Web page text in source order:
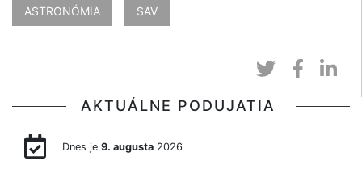
ASTRONÓMIA SAV
AKTUÁLNE PODUJATIA
Dnes je 9. augusta2026